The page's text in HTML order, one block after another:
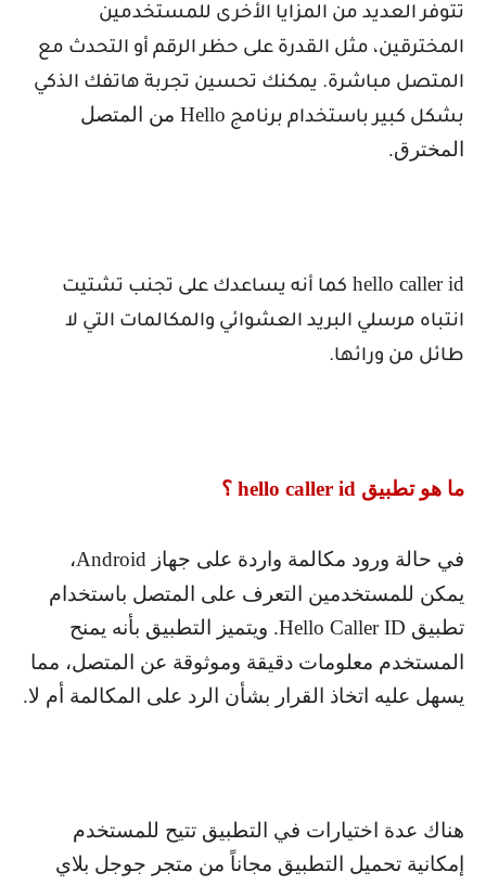
تتوفر العديد من المزايا الأخرى للمستخدمين
المخترقين، مثل القدرة على حظر الرقم أو التحدث مع
المتصل مباشرة. يمكنك تحسين تجربة هاتفك الذكي
بشكل كبير باستخدام برنامج Hello من المتصل
المخترق.
hello caller id كما أنه يساعدك على تجنب تشتيت
انتباه مرسلي البريد العشوائي والمكالمات التي لا
طائل من ورائها.
ما هو تطبيق hello caller id ؟
في حالة ورود مكالمة واردة على جهاز Android،
يمكن للمستخدمين التعرف على المتصل باستخدام
تطبيق Hello Caller ID. ويتميز التطبيق بأنه يمنح
المستخدم معلومات دقيقة وموثوقة عن المتصل، مما
يسهل عليه اتخاذ القرار بشأن الرد على المكالمة أم لا.
هناك عدة اختيارات في التطبيق تتيح للمستخدم
إمكانية تحميل التطبيق مجاناً من متجر جوجل بلاي